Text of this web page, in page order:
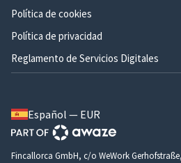
Política de cookies
Política de privacidad
Reglamento de Servicios Digitales
Español — EUR
Fincallorca GmbH, c/o WeWork